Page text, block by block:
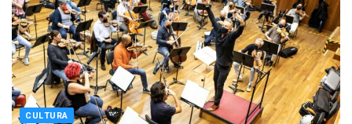
CULTURA